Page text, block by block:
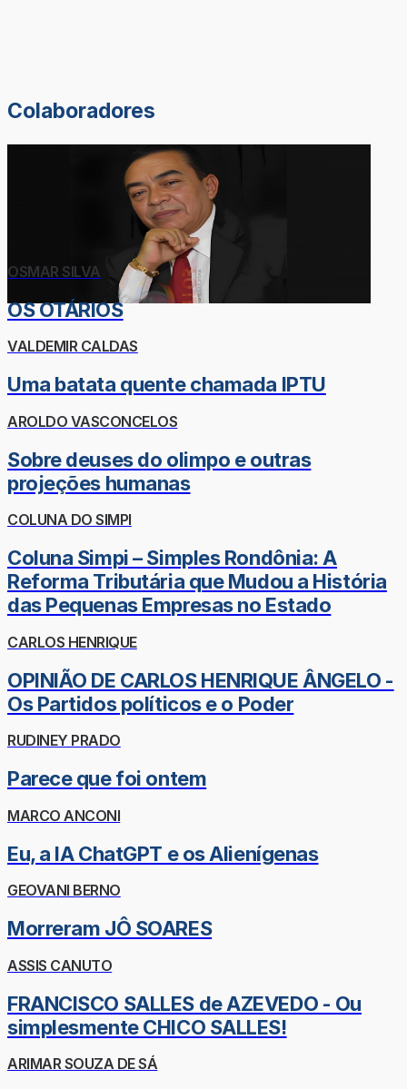
Colaboradores
OSMAR SILVA
OS OTÁRIOS
VALDEMIR CALDAS
Uma batata quente chamada IPTU
AROLDO VASCONCELOS
Sobre deuses do olimpo e outras
projeções humanas
COLUNA DO SIMPI
Coluna Simpi – Simples Rondônia: A
Reforma Tributária que Mudou a História
das Pequenas Empresas no Estado
CARLOS HENRIQUE
OPINIÃO DE CARLOS HENRIQUE ÂNGELO -
Os Partidos políticos e o Poder
RUDINEY PRADO
Parece que foi ontem
MARCO ANCONI
Eu, a IA ChatGPT e os Alienígenas
GEOVANI BERNO
Morreram JÔ SOARES
ASSIS CANUTO
FRANCISCO SALLES de AZEVEDO - Ou
simplesmente CHICO SALLES!
ARIMAR SOUZA DE SÁ